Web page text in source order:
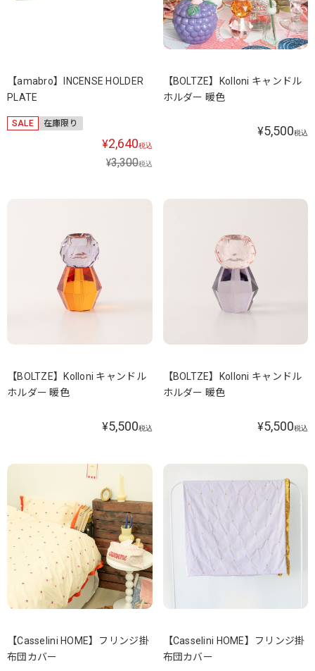
【amabro】INCENSE HOLDER
PLATE
SALE 在庫限り
¥2,640税込
¥3,300税込
【BOLTZE】Kolloni キャンドル
ホルダー 暖色
¥5,500税込
【BOLTZE】Kolloni キャンドル
ホルダー 暖色
¥5,500税込
【BOLTZE】Kolloni キャンドル
ホルダー 暖色
¥5,500税込
【Casselini HOME】フリンジ掛
布団カバー
【Casselini HOME】フリンジ掛
布団カバー